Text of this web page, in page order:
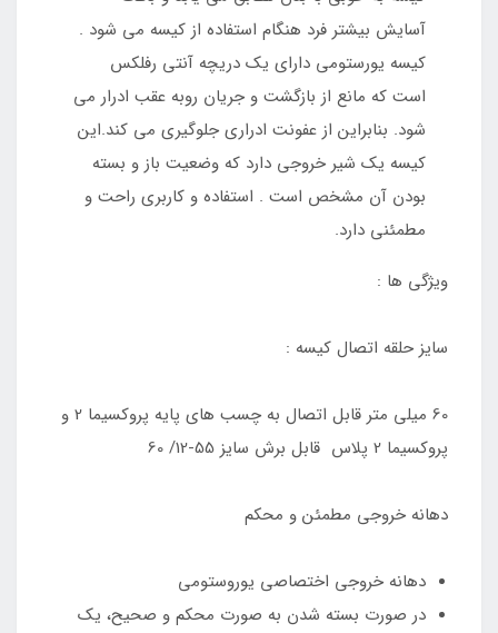
آسایش بیشتر فرد هنگام استفاده از کیسه می شود .
کیسه یورستومی دارای یک دریچه آنتی رفلکس
است که مانع از بازگشت و جریان روبه عقب ادرار می
شود. بنابراین از عفونت ادراری جلوگیری می کند.این
کیسه یک شیر خروجی دارد که وضعیت باز و بسته
بودن آن مشخص است . استفاده و کاربری راحت و
مطمئنی دارد.
ویژگی ها :
سایز حلقه اتصال کیسه :
60 میلی متر قابل اتصال به چسب های پایه پروکسیما 2 و
پروکسیما 2 پلاس قابل برش سایز 55-12/ 60
دهانه خروجی مطمئن و محکم
دهانه خروجی اختصاصی یوروستومی
در صورت بسته شدن به صورت محکم و صحیح، یک